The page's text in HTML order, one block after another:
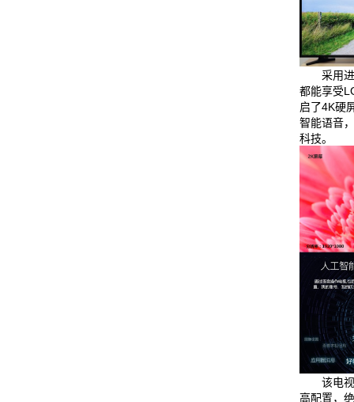
采用
都能享受
启了4K硬
智能语音
科技。
该电
高配置，